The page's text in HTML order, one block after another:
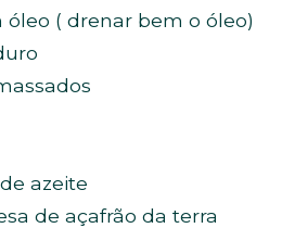
( drenar bem o óleo)
azeite
de açafrão da terra